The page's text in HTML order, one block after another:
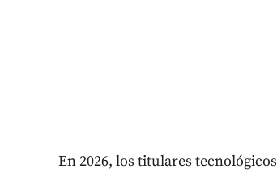
En 2026, los titulares